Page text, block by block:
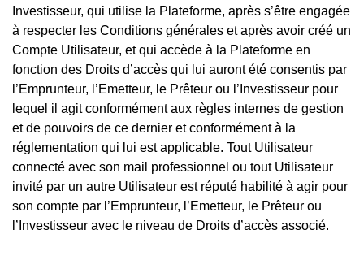
Investisseur, qui utilise la Plateforme, après s’être engagée
à respecter les Conditions générales et après avoir créé un
Compte Utilisateur, et qui accède à la Plateforme en
fonction des Droits d’accès qui lui auront été consentis par
l’Emprunteur, l’Emetteur, le Prêteur ou l’Investisseur pour
lequel il agit conformément aux règles internes de gestion
et de pouvoirs de ce dernier et conformément à la
réglementation qui lui est applicable. Tout Utilisateur
connecté avec son mail professionnel ou tout Utilisateur
invité par un autre Utilisateur est réputé habilité à agir pour
son compte par l’Emprunteur, l’Emetteur, le Prêteur ou
l’Investisseur avec le niveau de Droits d’accès associé.